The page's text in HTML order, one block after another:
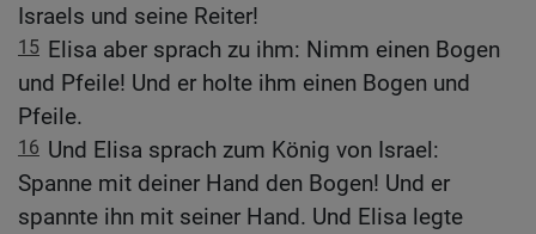
Israels und seine Reiter!
15 Elisa aber sprach zu ihm: Nimm einen Bogen
und Pfeile! Und er holte ihm einen Bogen und
Pfeile.
16 Und Elisa sprach zum König von Israel:
Spanne mit deiner Hand den Bogen! Und er
spannte ihn mit seiner Hand. Und Elisa legte